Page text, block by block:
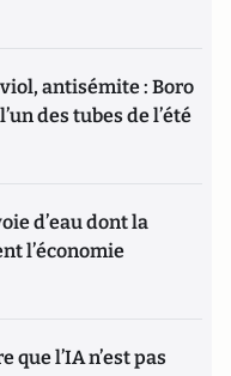
antisémite : Boro
des tubes de l’été
d’eau dont la
l’économie
l’IA n’est pas